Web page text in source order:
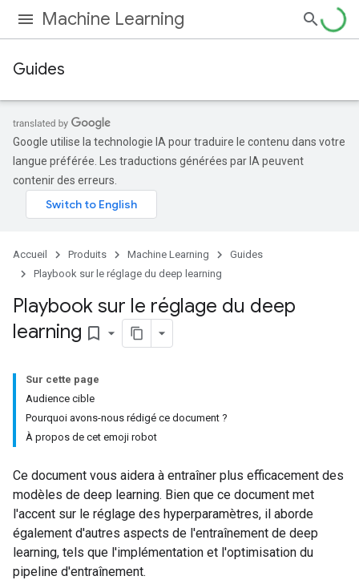
Machine Learning
Guides
Google utilise la technologie IA pour traduire le contenu dans votre
langue préférée. Les traductions générées par IA peuvent
contenir des erreurs.
Accueil Produits Machine Learning
Guides
Playbook sur le réglage du deep learning
Playbook sur le réglage du deep
learning bookmark_border
Sur cette page
Audience cible
Pourquoi avons-nous rédigé ce document ?
À propos de cet emoji robot
Ce document vous aidera à entraîner plus efficacement des
modèles de deep learning. Bien que ce document met
l'accent sur le réglage des hyperparamètres, il aborde
également d'autres aspects de l'entraînement de deep
learning, tels que l'implémentation et l'optimisation du
pipeline d'entraînement.